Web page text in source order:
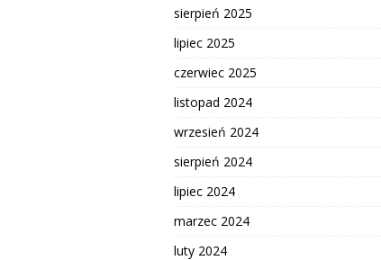
sierpień 2025
lipiec 2025
czerwiec 2025
listopad 2024
wrzesień 2024
sierpień 2024
lipiec 2024
marzec 2024
luty 2024